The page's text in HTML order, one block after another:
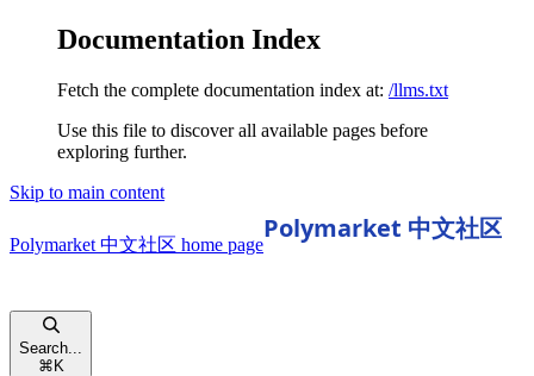
Documentation Index
Fetch the complete documentation index at: /llms.txt
Use this file to discover all available pages before
exploring further.
Skip to main content
Polymarket 中文社区 home page
Search...
⌘ K